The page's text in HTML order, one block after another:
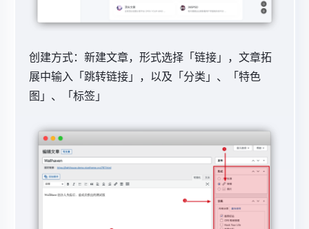
创建方式：新建文章，形式选择「链接」，文章拓
展中输入「 跳转链接」，以及「分类」、「特色
图」、「标签」